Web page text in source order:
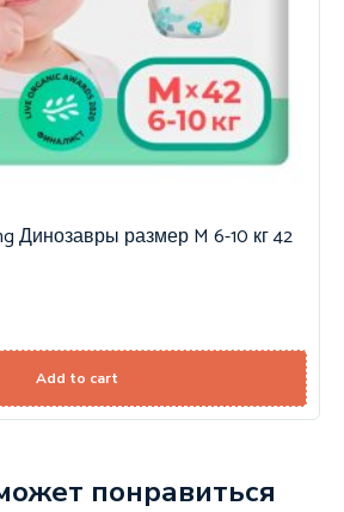
Динозавры размер M 6-10 кг 42
Add to cart
понравиться